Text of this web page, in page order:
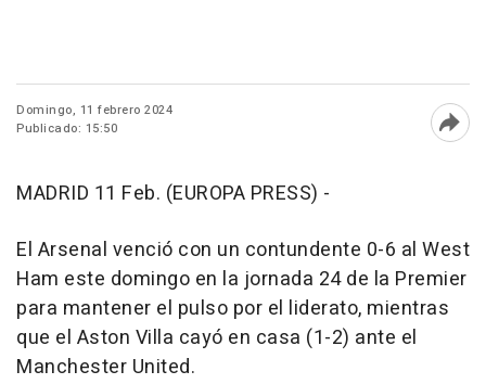
Domingo, 11 febrero 2024
Publicado: 15:50
MADRID 11 Feb. (EUROPA PRESS) -
El Arsenal venció con un contundente 0-6 al West
Ham este domingo en la jornada 24 de la Premier
para mantener el pulso por el liderato, mientras
que el Aston Villa cayó en casa (1-2) ante el
Manchester United.